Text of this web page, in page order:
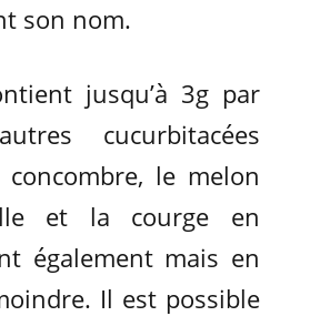
son nom.
jusqu’à 3g par
cucurbitacées
le melon
et la courge en
également mais en
Il est possible